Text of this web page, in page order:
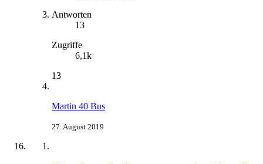
Antworten
13
Zugriffe
6,1k
13
Martin 40 Bus
27. August 2019